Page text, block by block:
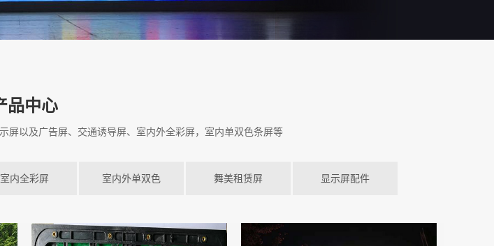
品中心
屏以及广告屏、交通诱导屏、室内外全彩屏，室内单双色条屏等
室内全彩屏 室内外单双色 舞美租赁屏 显示屏配件